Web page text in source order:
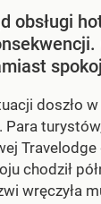
obsługi
doszło
Travelodge
chodził
wręczyła